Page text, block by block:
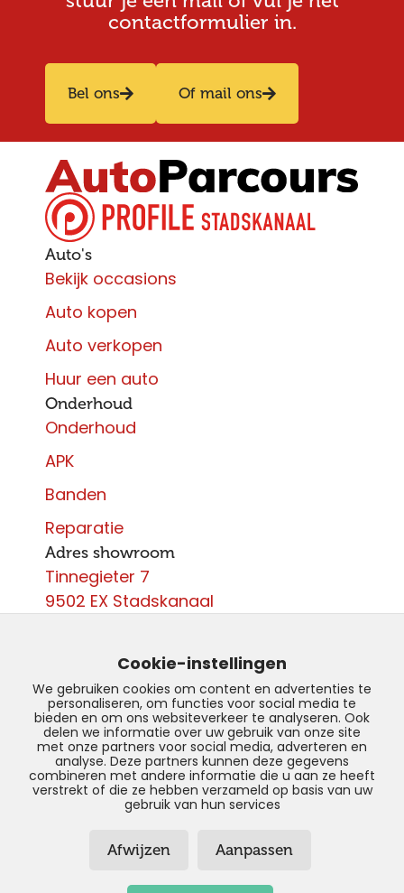
contactformulier in.
Bel ons Of mail ons
Auto's
Bekijk occasions
Auto kopen
Auto verkopen
Huur een auto
Onderhoud
Onderhoud
APK
Banden
Reparatie
Adres showroom
Tinnegieter 7
9502 EX Stadskanaal
info@autoparcours.nl
Over ons
Vacatures
AutoParcours –
Privacyverklaring–
Cookie-instellingen
We gebruiken cookies om content en advertenties te
personaliseren, om functies voor social media te
bieden en om ons websiteverkeer te analyseren. Ook
delen we informatie over uw gebruik van onze site
met onze partners voor social media, adverteren en
analyse. Deze partners kunnen deze gegevens
combineren met andere informatie die u aan ze heeft
verstrekt of die ze hebben verzameld op basis van uw
gebruik van hun services
Afwijzen Aanpassen